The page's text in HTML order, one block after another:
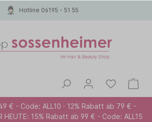
Hotline 06195 - 51 55
€ - Code: ALL10 · 12% Rabatt ab 79 € -
HEUTE: 15% Rabatt ab 99 € - Code: ALL15